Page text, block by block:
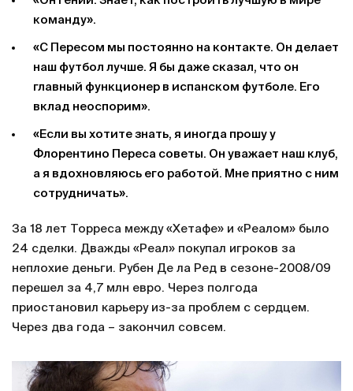
команду».
«С Пересом мы постоянно на контакте. Он делает
наш футбол лучше. Я бы даже сказал, что он
главный функционер в испанском футболе. Его
вклад неоспорим».
«Если вы хотите знать, я иногда прошу у
Флорентино Переса советы. Он уважает наш клуб,
а я вдохновляюсь его работой. Мне приятно с ним
сотрудничать».
За 18 лет Торреса между «Хетафе» и «Реалом» было
24 сделки. Дважды «Реал» покупал игроков за
неплохие деньги. Рубен Де ла Ред в сезоне-2008/09
перешел за 4,7 млн евро. Через полгода
приостановил карьеру из-за проблем с сердцем.
Через два года – закончил совсем.